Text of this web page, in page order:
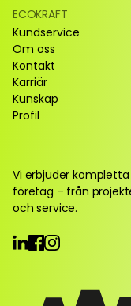
ECOKRAFT
Kundservice
Om oss
Kontakt
Karriär
Kunskap
Profil
Vi erbjuder
företag – från
och service.